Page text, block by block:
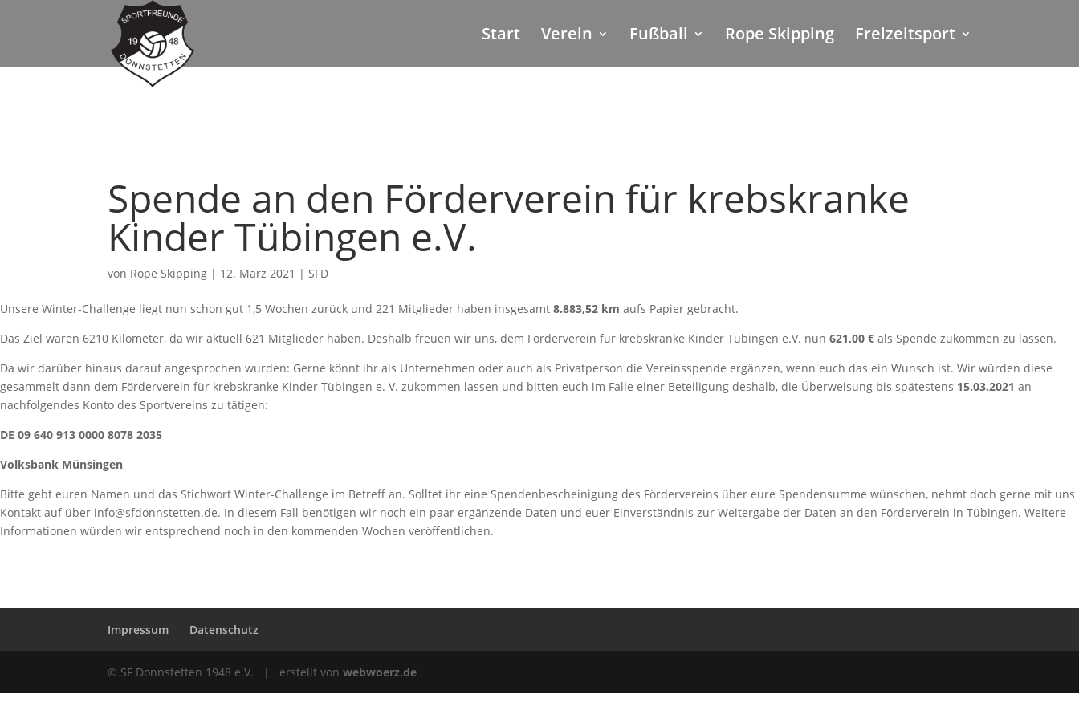
Start Verein Fußball Rope Skipping Freizeitsport
Spende an den Förderverein für krebskranke
Kinder Tübingen e.V.
von Rope Skipping | 12. März 2021 | SFD
Unsere Winter-Challenge liegt nun schon gut 1,5 Wochen zurück und 221 Mitglieder haben insgesamt 8.883,52 km aufs Papier gebracht.
Das Ziel waren 6210 Kilometer, da wir aktuell 621 Mitglieder haben. Deshalb freuen wir uns, dem Förderverein für krebskranke Kinder Tübingen e.V. nun 621,00 € als Spende zukommen zu lassen.
Da wir darüber hinaus darauf angesprochen wurden: Gerne könnt ihr als Unternehmen oder auch als Privatperson die Vereinsspende ergänzen, wenn euch das ein Wunsch ist. Wir würden diese
gesammelt dann dem Förderverein für krebskranke Kinder Tübingen e. V. zukommen lassen und bitten euch im Falle einer Beteiligung deshalb, die Überweisung bis spätestens 15.03.2021 an
nachfolgendes Konto des Sportvereins zu tätigen:
DE 09 640 913 0000 8078 2035
Volksbank Münsingen
Bitte gebt euren Namen und das Stichwort Winter-Challenge im Betreff an. Solltet ihr eine Spendenbescheinigung des Fördervereins über eure Spendensumme wünschen, nehmt doch gerne mit uns
Kontakt auf über info@sfdonnstetten.de. In diesem Fall benötigen wir noch ein paar ergänzende Daten und euer Einverständnis zur Weitergabe der Daten an den Förderverein in Tübingen. Weitere
Informationen würden wir entsprechend noch in den kommenden Wochen veröffentlichen.
Impressum Datenschutz
© SF Donnstetten 1948 e.V. | erstellt vonwebwoerz.de